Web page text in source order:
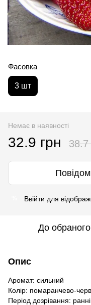
Фасовка
3 шт
Немає в наявності
32.9 грн 38.7
Ввійти для
До обраного
Опис
Аромат: сильний
Колір: помаранчево-
Період дозрівання: